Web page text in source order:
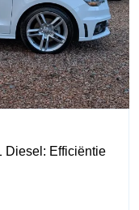
Diesel: Efficiëntie